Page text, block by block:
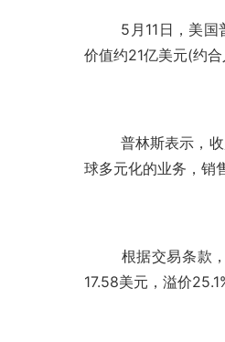
5月11日，美
价值约21亿美元(约合
普林斯表示，
球多元化的业务，销
根据交易条款
17.58美元，溢价